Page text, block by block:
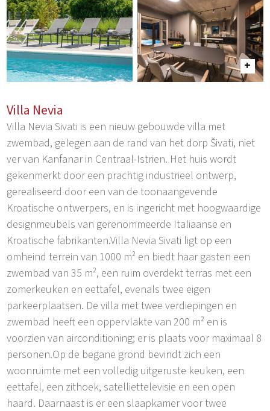
Villa Nevia
Villa Nevia Sivati is een nieuw gebouwde villa met
zwembad, gelegen aan de rand van het dorp Šivati, niet
ver van Kanfanar in Centraal-Istrien. Het huis wordt
gekenmerkt door een prachtig industrieel ontwerp,
gerealiseerd door een van de toonaangevende
Kroatische ontwerpers, en is ingericht met hoogwaardige
designmeubels van gerenommeerde Italiaanse en
Kroatische fabrikanten.Villa Nevia Sivati ligt op een
omheind terrein van 1000 m² en biedt haar gasten een
zwembad van 35 m², een ruim overdekt terras met een
zomerkeuken en eettafel, evenals twee eigen
parkeerplaatsen. De villa met twee verdiepingen en
zwembad heeft een oppervlakte van 200 m² en is
voorzien van airconditioning; er is plaats voor maximaal 8
personen.Op de begane grond bevindt zich een
woonruimte met een volledig uitgeruste keuken, een
eettafel, een zithoek, satelliettelevisie en een open
haard. Daarnaast is er een slaapkamer voor twee